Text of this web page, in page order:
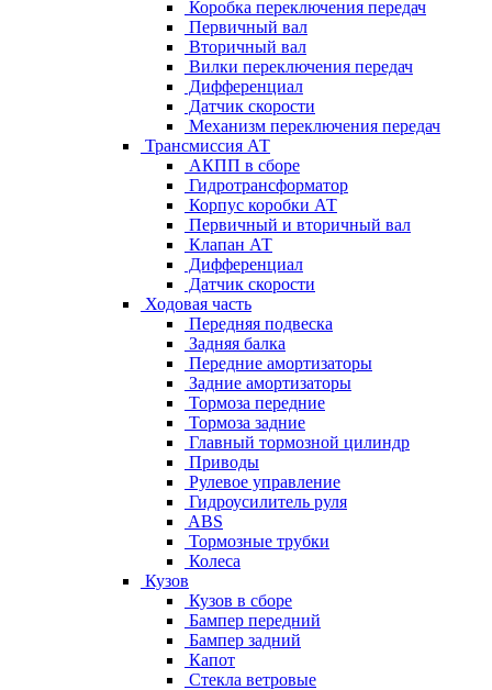
Коробка переключения передач
Первичный вал
Вторичный вал
Вилки переключения передач
Дифференциал
Датчик скорости
Механизм переключения передач
Трансмиссия АТ
АКПП в сборе
Гидротрансформатор
Корпус коробки АТ
Первичный и вторичный вал
Клапан АТ
Дифференциал
Датчик скорости
Ходовая часть
Передняя подвеска
Задняя балка
Передние амортизаторы
Задние амортизаторы
Тормоза передние
Тормоза задние
Главный тормозной цилиндр
Приводы
Рулевое управление
Гидроусилитель руля
ABS
Тормозные трубки
Колеса
Кузов
Кузов в сборе
Бампер передний
Бампер задний
Капот
Стекла ветровые